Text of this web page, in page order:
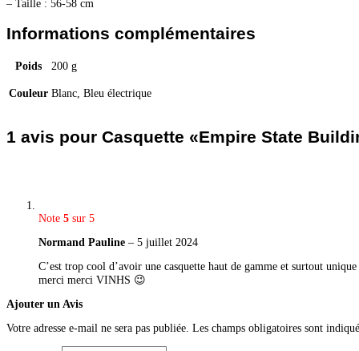
– Taille : 56-58 cm
Informations complémentaires
Poids 200 g
Couleur Blanc, Bleu électrique
1 avis pour Casquette «Empire State
Note 5 sur 5
Normand Pauline – 5 juillet 2024
C’est trop cool d’avoir une casquette haut de gamme et surtout unique
merci merci VINHS 😉
Ajouter un Avis
Votre adresse e-mail ne sera pas publiée. Les champs obligatoires sont